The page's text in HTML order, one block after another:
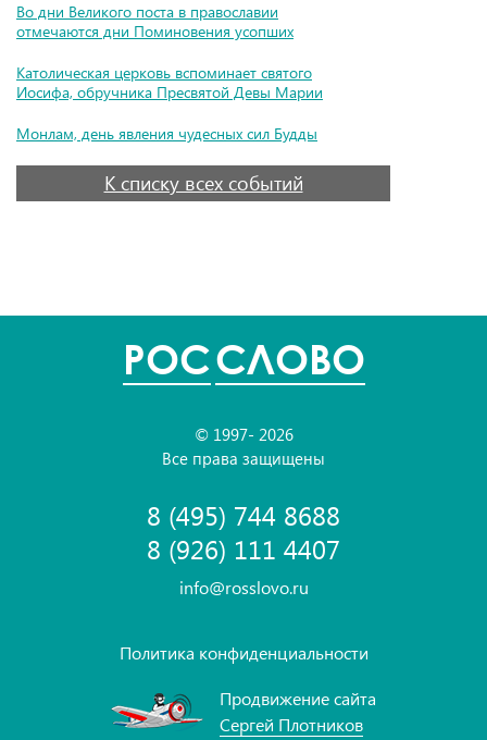
Во дни Великого поста в православии
отмечаются дни Поминовения усопших
Католическая церковь вспоминает святого
Иосифа, обручника Пресвятой Девы Марии
Монлам, день явления чудесных сил Будды
К списку всех событий
POCСЛОВО
© 1997- 2026
Все права защищены
8 (495) 744 8688
8 (926) 111 4407
info@rosslovo.ru
Политика конфиденциальности
Продвижение сайта
Сергей Плотников